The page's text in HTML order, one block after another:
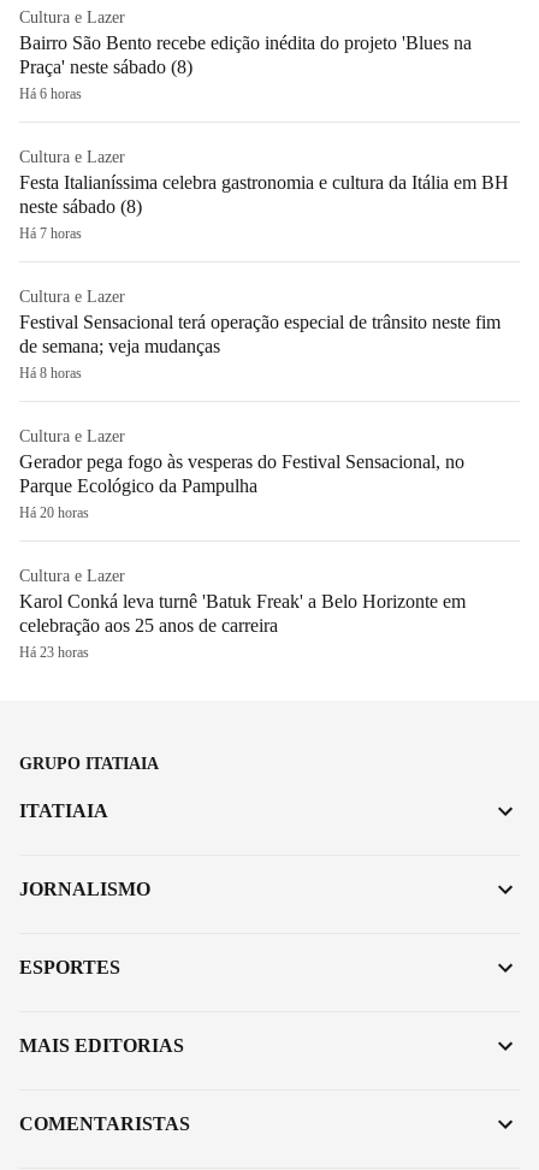
Cultura e Lazer
Bairro São Bento recebe edição inédita do projeto 'Blues na
Praça' neste sábado (8)
Há 6 horas
Cultura e Lazer
Festa Italianíssima celebra gastronomia e cultura da Itália em BH
neste sábado (8)
Há 7 horas
Cultura e Lazer
Festival Sensacional terá operação especial de trânsito neste fim
de semana; veja mudanças
Há 8 horas
Cultura e Lazer
Gerador pega fogo às vesperas do Festival Sensacional, no
Parque Ecológico da Pampulha
Há 20 horas
Cultura e Lazer
Karol Conká leva turnê 'Batuk Freak' a Belo Horizonte em
celebração aos 25 anos de carreira
Há 23 horas
GRUPO ITATIAIA
ITATIAIA
JORNALISMO
ESPORTES
MAIS EDITORIAS
COMENTARISTAS